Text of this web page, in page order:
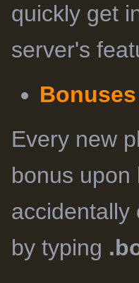
quickly get
server's
Every new
bonus upon
accidentally
by typing